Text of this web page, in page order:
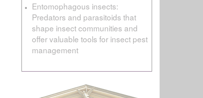
Entomophagous insects:
Predators and parasitoids that
shape insect communities and
offer valuable tools for insect pest
management